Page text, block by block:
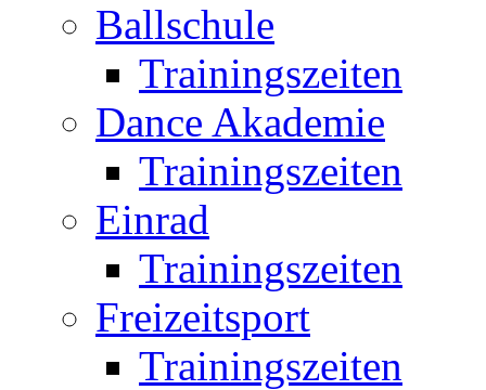
Ballschule
Trainingszeiten
Dance Akademie
Trainingszeiten
Einrad
Trainingszeiten
Freizeitsport
Trainingszeiten